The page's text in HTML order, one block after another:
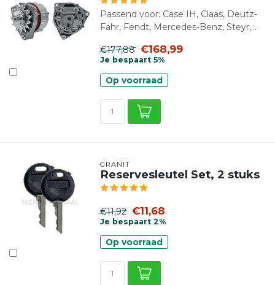
Passend voor: Case IH, Claas, Deutz-
Fahr, Fendt, Mercedes-Benz, Steyr,...
€177,88 €168,99
Je bespaart 5%
Op voorraad
GRANIT
Reservesleutel Set, 2 stuks
€11,92 €11,68
Je bespaart 2%
Op voorraad